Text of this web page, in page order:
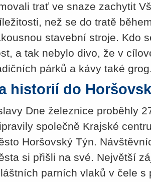
trať ve snaze zachytit
než se do tratě
stavební stroje. Kdo
a tak nebylo divo, že v
párků a kávy také
historií do
Dne železnice proběhly
společně Krajské
Horšovský Týn.
si přišli na své. Největší
parních vlaků v čele s